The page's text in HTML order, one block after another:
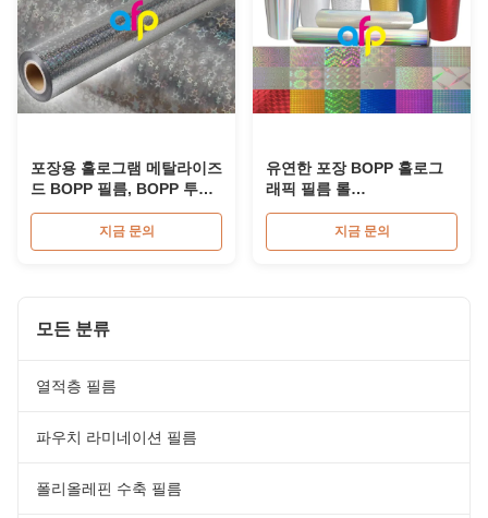
포장용 홀로그램 메탈라이즈
드 BOPP 필름, BOPP 투명
필름 롤
지금 문의
유연한 포장 BOPP 홀로그
래픽 필름 롤
280mm*3000m
445mm*3000m
지금 문의
모든 분류
열적층 필름
파우치 라미네이션 필름
폴리올레핀 수축 필름